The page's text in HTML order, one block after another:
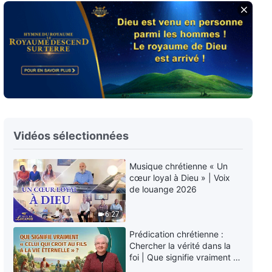
Vidéos sélectionnées
6:27
Musique chrétienne « Un
cœur loyal à Dieu » | Voix
de louange 2026
Prédication chrétienne :
Chercher la vérité dans la
foi | Que signifie vraiment «